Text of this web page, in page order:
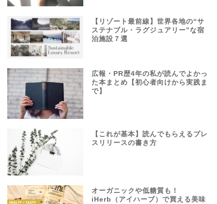
【リゾート最前線】世界各地の“サ
ステナブル・ラグジュアリー”な宿
泊施設７選
広報・PR歴4年の私が読んでよかっ
た本まとめ【初心者向けから実践ま
で】
【これが基本】読んでもらえるプレ
スリリースの書き方
オーガニックや低糖質も！
iHerb（アイハーブ）で買える美味